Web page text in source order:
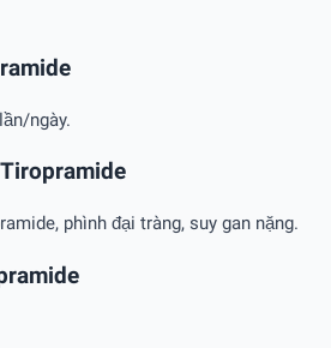
ngày.
phình đại tràng, suy gan nặng.